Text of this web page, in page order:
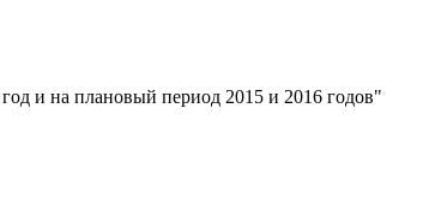
и на плановый период 2015 и 2016 годов"